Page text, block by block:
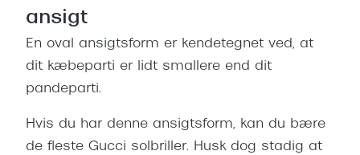
ansigt
En oval ansigtsform er kendetegnet ved, at
dit kæbeparti er lidt smallere end dit
pandeparti.
Hvis du har denne ansigtsform, kan du bære
de fleste Gucci solbriller. Husk dog stadig at